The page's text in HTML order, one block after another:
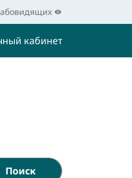
кабинет
Поиск